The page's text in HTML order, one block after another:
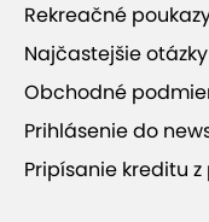
Rekreačné
Najčastejšie
Obchodné
Prihlásenie do
Pripísanie kreditu z